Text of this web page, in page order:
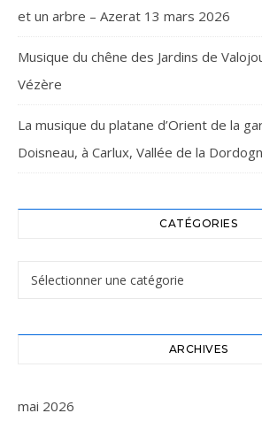
et un arbre – Azerat 13 mars 2026
Musique du chêne des Jardins de
Vézère
La musique du platane d’Orient de la
Doisneau, à Carlux, Vallée de la
CATÉGORIES
Catégories
ARCHIVES
mai 2026